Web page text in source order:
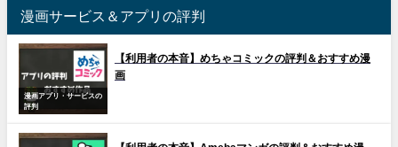
漫画サービス＆アプリの評判
漫画アプリ・サービスの
評判
【利用者の本音】めちゃコミックの評判＆おすすめ漫
画